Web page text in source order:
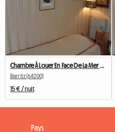
Biarritz (64200)
15 € / nuit
Pays